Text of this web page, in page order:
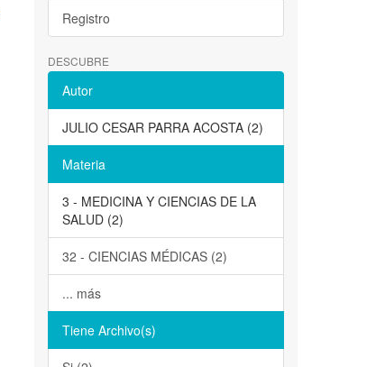
Registro
DESCUBRE
Autor
JULIO CESAR PARRA ACOSTA (2)
Materia
3 - MEDICINA Y CIENCIAS DE LA
SALUD (2)
32 - CIENCIAS MÉDICAS (2)
... más
Tiene Archivo(s)